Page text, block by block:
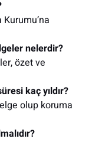
nelerdir?
özet ve
kaç yıldır?
olup koruma